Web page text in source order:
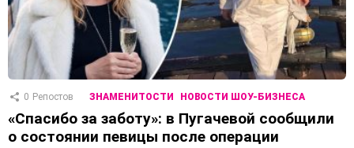
0 Репостов ЗНАМЕНИТОСТИ НОВОСТИ ШОУ-БИЗНЕСА
«Спасибо за заботу»: в Пугачевой сообщили
о состоянии певицы после операции